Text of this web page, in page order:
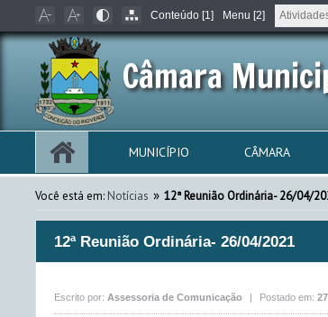
Conteúdo [1] Menu [2]
Câmara
MUNICÍPIO CÂMARA
Você está em: Notícias » 12ª Reunião Ordinária- 26/04/
12ª Reunião Ordinária- 26/04/2021
Escrito por: Assessoria de Comunicação | Postado em: